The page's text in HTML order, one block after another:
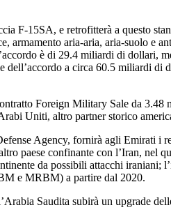
F-15SA, e retrofitterà a questo
armamento aria-aria, aria-suolo e
è di 29.4 miliardi di dollari,
a circa 60.5 miliardi di
Foreign Military Sale da
Uniti, altro partner storico
Agency, fornirà agli Emirati i
paese confinante con l’Iran, nel
da possibili attacchi iraniani;
e MRBM) a partire dal 2020.
Saudita subirà un upgrade